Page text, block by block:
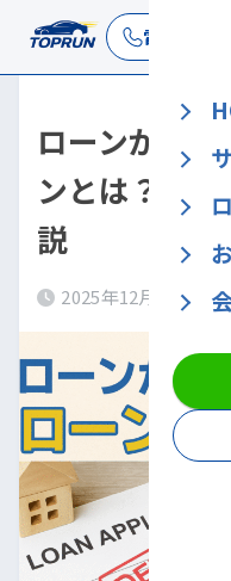
電話で相談
ローンが通ら
ンとは？通ら
説
2025年12月10日